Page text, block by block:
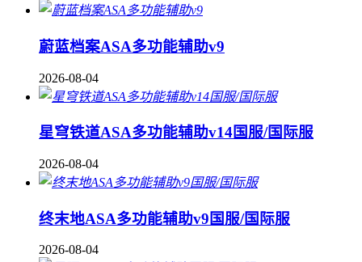
蔚蓝档案ASA多功能辅助v9
2026-08-04
星穹铁道ASA多功能辅助v14国服/国际服
2026-08-04
终末地ASA多功能辅助v9国服/国际服
2026-08-04